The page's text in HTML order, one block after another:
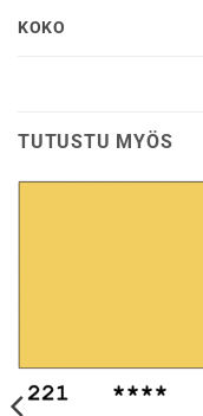
KOKO
TUTUSTU MYÖS